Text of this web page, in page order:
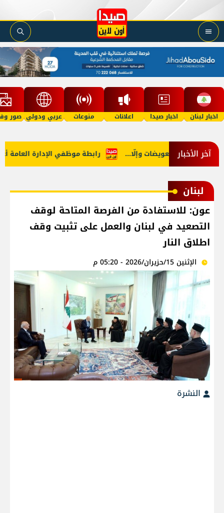
اخبار لبنان اخبار صيدا اعلانات منوعات عربي ودولي صور
آخر الأخبار رابطة موظفي الإدارة العامة أعلنت في هرمز: تعويضات وإلّا...
لبنان
عون: للاستفادة من الفرصة المتاحة لوقف
التصعيد في لبنان والعمل على تثبيت وقف
اطلاق النار
الإثنين 15/حزيران/2026 - 05:20 م
النشرة